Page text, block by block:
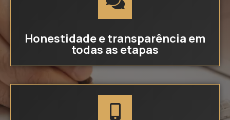
Honestidade e transparência em
todas as etapas